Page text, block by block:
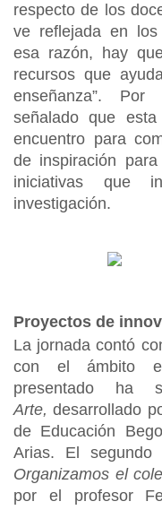
respecto de los
ve reflejada en los
esa razón, hay
recursos que
enseñanza”.
señalado que
encuentro para
de inspiración
iniciativas que
investigación.
Proyectos de
La jornada contó
con el ámbito
presentado
Arte, desarrollado
de Educación
Arias. El segundo
Organizamos el
por el profesor